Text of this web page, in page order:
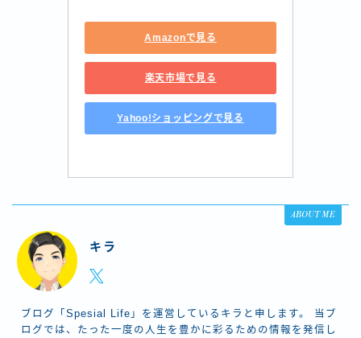
Amazonで見る
楽天市場で見る
Yahoo!ショッピングで見る
ABOUT ME
キラ
ブログ「Spesial Life」を運営しているキラと申します。 当ブ
ログでは、たった一度の人生を豊かに彩るための情報を発信し